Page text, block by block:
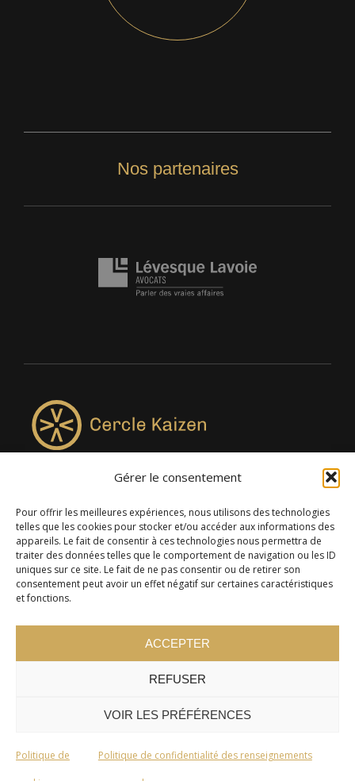
Gérer le consentement
Pour offrir les meilleures expériences, nous utilisons des technologies
telles que les cookies pour stocker et/ou accéder aux informations des
appareils. Le fait de consentir à ces technologies nous permettra de
traiter des données telles que le comportement de navigation ou les ID
uniques sur ce site. Le fait de ne pas consentir ou de retirer son
consentement peut avoir un effet négatif sur certaines caractéristiques
et fonctions.
ACCEPTER
REFUSER
VOIR LES PRÉFÉRENCES
Politique de Politique de confidentialité des renseignements
Nos partenaires
4957, rue Lionel-Groulx, bureau 819, Saint-Augustin-de-
Desmaures QC G3A 0M7
© 2024 Cercle Kaizen. Tous droits réservés -